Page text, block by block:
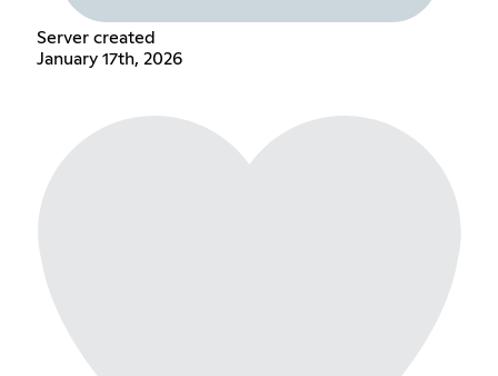
Server created
January 17th, 2026